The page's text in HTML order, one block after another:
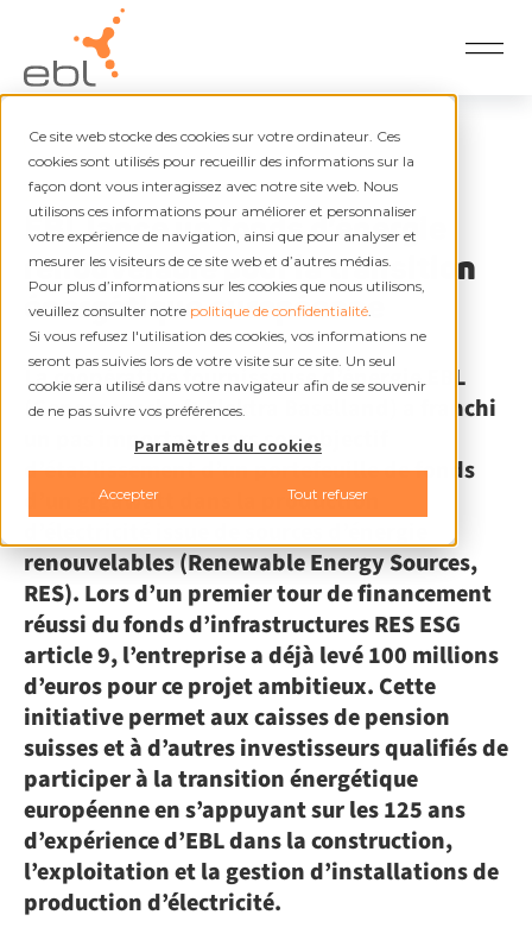
Ce site web stocke des cookies sur votre ordinateur. Ces
cookies sont utilisés pour recueillir des informations sur la
façon dont vous interagissez avec notre site web. Nous
utilisons ces informations pour améliorer et personnaliser
votre expérience de navigation, ainsi que pour analyser et
mesurer les visiteurs de ce site web et d’autres médias.
Pour plus d’informations sur les cookies que nous utilisons,
veuillez consulter notre politique de confidentialité.
Si vous refusez l'utilisation des cookies, vos informations ne
seront pas suivies lors de votre visite sur ce site. Un seul
cookie sera utilisé dans votre navigateur afin de se souvenir
de ne pas suivre vos préférences.
Paramètres du cookies
Accepter Tout refuser
Zurück
24.01.2024
EBL lance un fonds d’énergie
renouvelable pour la transition
énergétique européenne
La coopérative fournisseuse d’énergie EBL
(Genossenschaft Elektra Baselland) a franchi
un pas important vers son objectif
d’établissement d’un portefeuille de fonds
d’un gigawatt dans la production
renouvelables (Renewable Energy Sources,
RES). Lors d’un premier tour de financement
réussi du fonds d’infrastructures RES ESG
article 9, l’entreprise a déjà levé 100 millions
d’euros pour ce projet ambitieux. Cette
initiative permet aux caisses de pension
suisses et à d’autres investisseurs qualifiés de
participer à la transition énergétique
européenne en s’appuyant sur les 125 ans
d’expérience d’EBL dans la construction,
l’exploitation et la gestion d’installations de
production d’électricité.